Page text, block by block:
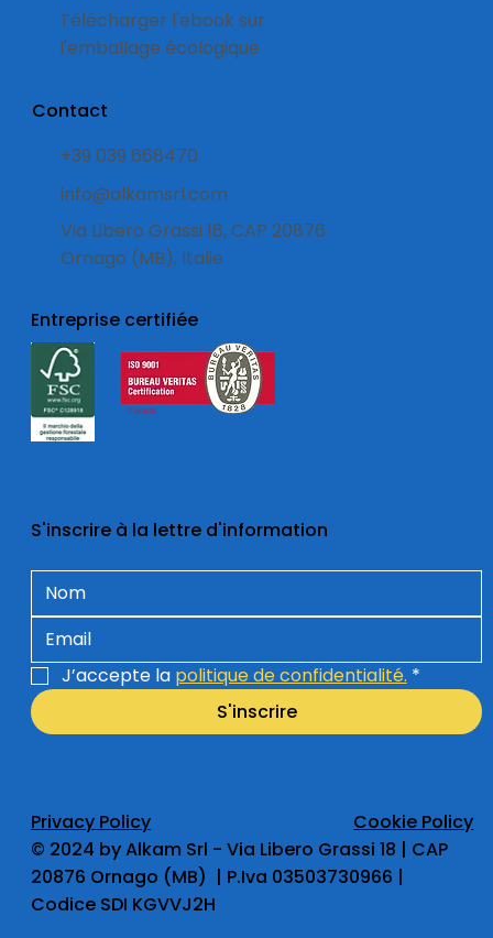
S'inscrire à la lettre d'information
J’accepte la politique de confidentialité. *
S'inscrire
​© 2024 by Alkam Srl - Via Libero Grassi 18 | CAP
20876 Ornago (MB) | P.Iva 03503730966 |
Codice SDI KGVVJ2H
Privacy Policy Cookie Policy
Télécharger l'ebook sur
l'emballage écologique
Contact
+39 039 668470
info@alkamsrl.com
Via Libero Grassi 18, CAP 20876
Ornago (MB), Italie
Entreprise certifiée